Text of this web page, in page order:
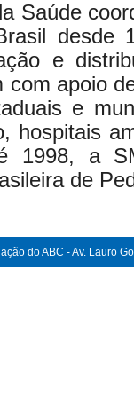
Saúde
desde
e
com apoio
e
hospitais
1998, a
de
do ABC - Av. Lauro